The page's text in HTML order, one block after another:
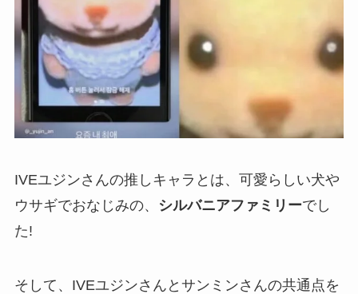
IVEユジンさんの推しキャラとは、可愛らしい犬や
ウサギでおなじみの、
シルバニアファミリーでし
た!
そして、IVEユジンさんとサンミンさんの共通点を